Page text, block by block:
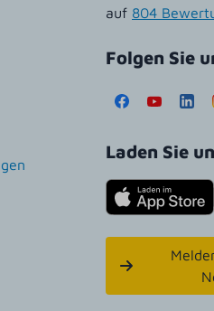
auf 804
Folgen Sie
Laden Sie